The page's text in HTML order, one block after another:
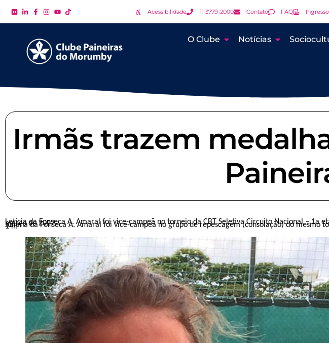
Acessibilidade 11 3779-2000 Contato FAQ
O Clube Notícias
Irmãs trazem
Letícia da Fonseca A. Amaral foi vice-campeã no torneio da CBT Seletiva Circuito Nacional – 1a
março de 2017.
Juliana da Fonseca A. Amaral foi vice-campeã no grupo de repescagem (consolação) do mesmo
14F.